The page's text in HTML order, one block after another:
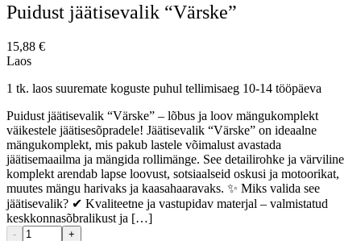
Puidust jäätisevalik “Värske”
15,88 €
Laos
1 tk. laos suuremate koguste puhul tellimisaeg 10-14 tööpäeva
Puidust jäätisevalik “Värske” – lõbus ja loov mängukomplekt
väikestele jäätisesõpradele! Jäätisevalik “Värske” on ideaalne
mängukomplekt, mis pakub lastele võimalust avastada
jäätisemaailma ja mängida rollimänge. See detailirohke ja värviline
komplekt arendab lapse loovust, sotsiaalseid oskusi ja motoorikat,
muutes mängu harivaks ja kaasahaaravaks. ✨ Miks valida see
jäätisevalik? ✔ Kvaliteetne ja vastupidav materjal – valmistatud
keskkonnasõbralikust ja […]
- +